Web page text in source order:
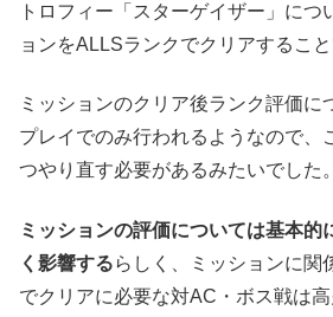
トロフィー「スターゲイザー」につ
ョンをALLSランクでクリアすること
ミッションのクリア後ランク評価に
プレイでのみ行われるようなので、
つやり直す必要があるみたいでした。
ミッションの評価については基本的
く影響するらしく、ミッションに関
でクリアに必要な対AC・ボス戦は